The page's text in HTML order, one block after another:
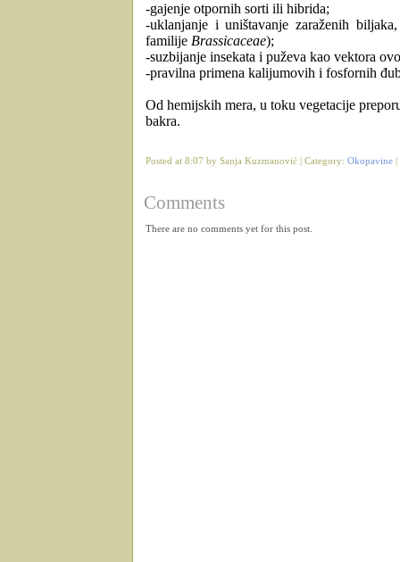
-gajenje otpornih sorti ili hibrida;
-uklanjanje iuništavanje zaraženih
familije Brassicaceae);
-suzbijanje insekata i puževa kao vektora
-pravilna primena kalijumovih i fosfornih
Od hemijskih mera, u toku vegetacije
bakra.
Posted at 8:07 by Sanja Kuzmanović | Category: Okopavine
Comments
There are no comments yet for this post.